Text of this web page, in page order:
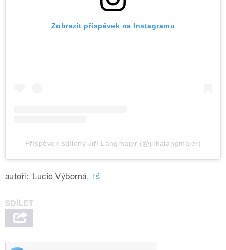
Zobrazit příspěvek na Instagramu
Příspěvek sdílený Jiří Langmajer (@jirkalangmajer)
autoři: Lucie Výborná, tš